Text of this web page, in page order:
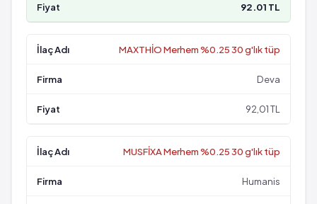
92.01 TL
MAXTHİO Merhem %0.25 30 g'lık tüp
Deva
92,01 TL
MUSFİXA Merhem %0.25 30 g'lık tüp
Humanis